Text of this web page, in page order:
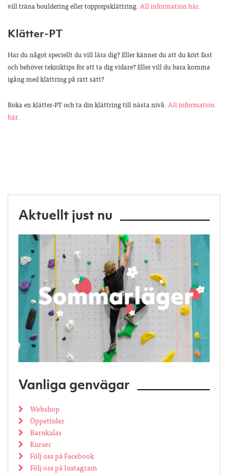
vill träna bouldering eller topprepsklättring.All information här.
Klätter-PT
Har du något speciellt du vill lära dig? Eller känner du att du kört fast
och behöver tekniktips för att ta dig vidare? Eller vill du bara komma
igång med klättring på rätt sätt?
Boka en klätter-PT och ta din klättring till nästa nivå.All information
här.
Aktuellt just nu
Vanliga genvägar
Webshop
Öppettider
Barnkalas
Kurser
Följ oss på Facebook
Följ oss på Instagram